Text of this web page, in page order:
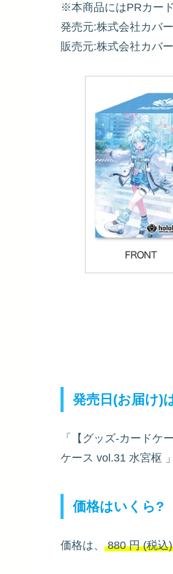
※本商品にはPRカー
発売元:株式会社カバー
販売元:株式会社カバー
発売日(お届け)
「【グッズ-カードケ
ケース vol.31 水宮枢
価格はいくら?
価格は、 880円(税込)